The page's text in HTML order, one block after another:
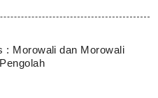
: Morowali dan Morowali